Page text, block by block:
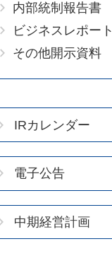
内部統制報告書
ビジネスレポート
その他開示資料
IRカレンダー
電子公告
中期経営計画